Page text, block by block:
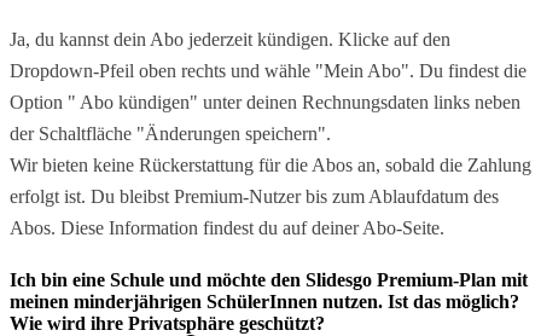
Ja, du kannst dein Abo jederzeit kündigen. Klicke auf den
Dropdown-Pfeil oben rechts und wähle "Mein Abo". Du findest die
Option " Abo kündigen" unter deinen Rechnungsdaten links neben
der Schaltfläche "Änderungen speichern".
Wir bieten keine Rückerstattung für die Abos an, sobald die Zahlung
erfolgt ist. Du bleibst Premium-Nutzer bis zum Ablaufdatum des
Abos. Diese Information findest du auf deiner Abo-Seite.
Ich bin eine Schule und möchte den Slidesgo Premium-Plan mit
meinen minderjährigen SchülerInnen nutzen. Ist das möglich?
Wie wird ihre Privatsphäre geschützt?